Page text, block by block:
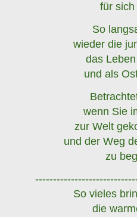
für sich
So
wieder die
das
und als
wenn Sie
zur Welt
und der Weg
zu
So vieles
die